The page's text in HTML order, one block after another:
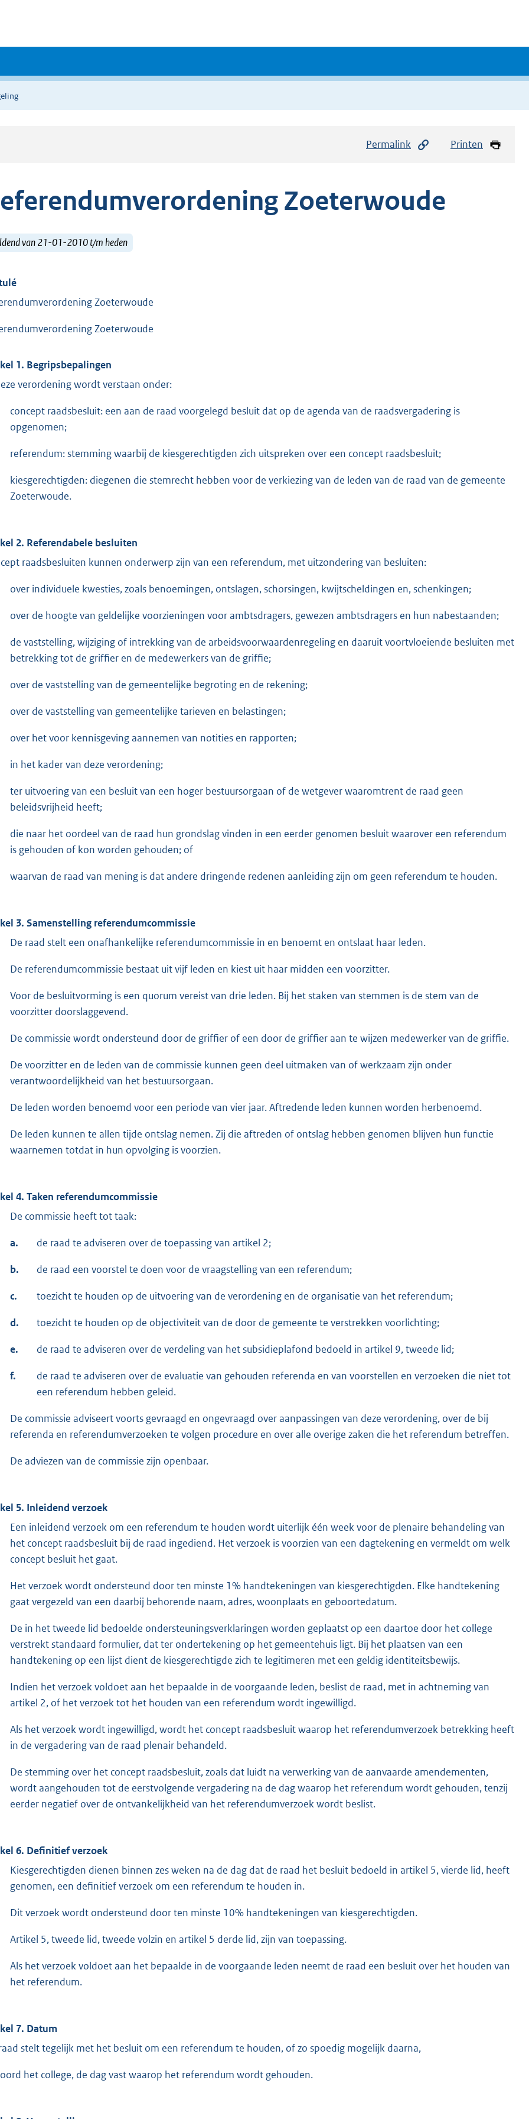
Permalink Printen
Zoeterwoude
van 21-01-2010 t/m heden
Zoeterwoude
Zoeterwoude
1. Begripsbepalingen
verordening wordt verstaan onder:
concept raadsbesluit: een aan de raad voorgelegd besluit dat op de agenda van de raadsvergadering is
opgenomen;
referendum: stemming waarbij de kiesgerechtigden zich uitspreken over een concept raadsbesluit;
kiesgerechtigden: diegenen die stemrecht hebben voor de verkiezing van de leden van de raad van de gemeente
Zoeterwoude.
2. Referendabele besluiten
raadsbesluiten kunnen onderwerp zijn van een referendum, met uitzondering van besluiten:
over individuele kwesties, zoals benoemingen, ontslagen, schorsingen, kwijtscheldingen en, schenkingen;
over de hoogte van geldelijke voorzieningen voor ambtsdragers, gewezen ambtsdragers en hun nabestaanden;
de vaststelling, wijziging of intrekking van de arbeidsvoorwaardenregeling en daaruit voortvloeiende besluiten met
betrekking tot de griffier en de medewerkers van de griffie;
over de vaststelling van de gemeentelijke begroting en de rekening;
over de vaststelling van gemeentelijke tarieven en belastingen;
over het voor kennisgeving aannemen van notities en rapporten;
in het kader van deze verordening;
ter uitvoering van een besluit van een hoger bestuursorgaan of de wetgever waaromtrent de raad geen
beleidsvrijheid heeft;
die naar het oordeel van de raad hun grondslag vinden in een eerder genomen besluit waarover een referendum
is gehouden of kon worden gehouden; of
waarvan de raad van mening is dat andere dringende redenen aanleiding zijn om geen referendum te houden.
3. Samenstelling referendumcommissie
De raad stelt een onafhankelijke referendumcommissie in en benoemt en ontslaat haar leden.
De referendumcommissie bestaat uit vijf leden en kiest uit haar midden een voorzitter.
Voor de besluitvorming is een quorum vereist van drie leden. Bij het staken van stemmen is de stem van de
voorzitter doorslaggevend.
De commissie wordt ondersteund door de griffier of een door de griffier aan te wijzen medewerker van de griffie.
De voorzitter en de leden van de commissie kunnen geen deel uitmaken van of werkzaam zijn onder
verantwoordelijkheid van het bestuursorgaan.
De leden worden benoemd voor een periode van vier jaar. Aftredende leden kunnen worden herbenoemd.
De leden kunnen te allen tijde ontslag nemen. Zij die aftreden of ontslag hebben genomen blijven hun functie
waarnemen totdat in hun opvolging is voorzien.
4. Taken referendumcommissie
De commissie heeft tot taak:
a. de raad te adviseren over de toepassing van artikel 2;
b. de raad een voorstel te doen voor de vraagstelling van een referendum;
c. toezicht te houden op de uitvoering van de verordening en de organisatie van het referendum;
d. toezicht te houden op de objectiviteit van de door de gemeente te verstrekken voorlichting;
e. de raad te adviseren over de verdeling van het subsidieplafond bedoeld in artikel 9, tweede lid;
f.
de raad te adviseren over de evaluatie van gehouden referenda en van voorstellen en verzoeken die niet tot
een referendum hebben geleid.
De commissie adviseert voorts gevraagd en ongevraagd over aanpassingen van deze verordening, over de bij
referenda en referendumverzoeken te volgen procedure en over alle overige zaken die het referendum betreffen.
De adviezen van de commissie zijn openbaar.
5. Inleidend verzoek
Een inleidend verzoek om een referendum te houden wordt uiterlijk één week voor de plenaire behandeling van
het concept raadsbesluit bij de raad ingediend. Het verzoek is voorzien van een dagtekening en vermeldt om welk
concept besluit het gaat.
Het verzoek wordt ondersteund door ten minste 1% handtekeningen van kiesgerechtigden. Elke handtekening
gaat vergezeld van een daarbij behorende naam, adres, woonplaats en geboortedatum.
De in het tweede lid bedoelde ondersteuningsverklaringen worden geplaatst op een daartoe door het college
verstrekt standaard formulier, dat ter ondertekening op het gemeentehuis ligt. Bij het plaatsen van een
handtekening op een lijst dient de kiesgerechtigde zich te legitimeren met een geldig identiteitsbewijs.
Indien het verzoek voldoet aan het bepaalde in de voorgaande leden, beslist de raad, met in achtneming van
artikel 2, of het verzoek tot het houden van een referendum wordt ingewilligd.
Als het verzoek wordt ingewilligd, wordt het concept raadsbesluit waarop het referendumverzoek betrekking heeft
in de vergadering van de raad plenair behandeld.
De stemming over het concept raadsbesluit, zoals dat luidt na verwerking van de aanvaarde amendementen,
wordt aangehouden tot de eerstvolgende vergadering na de dag waarop het referendum wordt gehouden, tenzij
eerder negatief over de ontvankelijkheid van het referendumverzoek wordt beslist.
6. Definitief verzoek
Kiesgerechtigden dienen binnen zes weken na de dag dat de raad het besluit bedoeld in artikel 5, vierde lid, heeft
genomen, een definitief verzoek om een referendum te houden in.
Dit verzoek wordt ondersteund door ten minste 10% handtekeningen van kiesgerechtigden.
Artikel 5, tweede lid, tweede volzin en artikel 5 derde lid, zijn van toepassing.
Als het verzoek voldoet aan het bepaalde in de voorgaande leden neemt de raad een besluit over het houden van
het referendum.
7. Datum
stelt tegelijk met het besluit om een referendum te houden, of zo spoedig mogelijk daarna,
het college, de dag vast waarop het referendum wordt gehouden.